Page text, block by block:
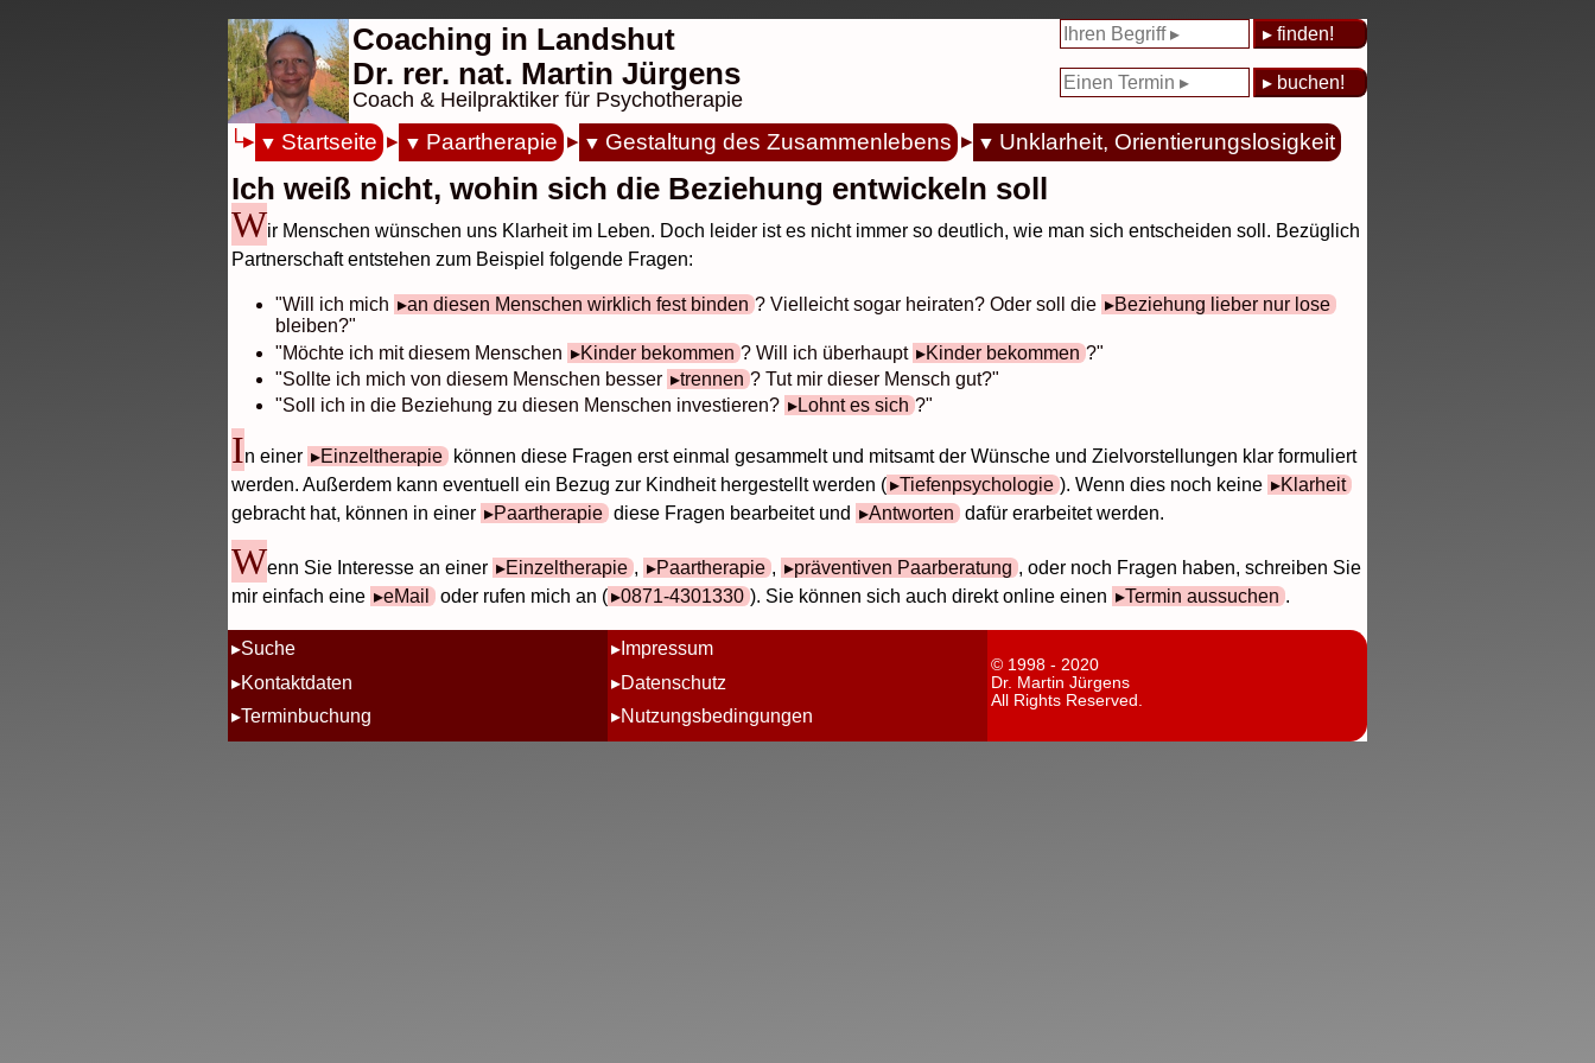
Coaching in Landshut
Dr. rer. nat. Martin Jürgens
Coach & Heilpraktiker für Psychotherapie
Startseite Paartherapie Gestaltung des Zusammenlebens Unklarheit, Orientierungslosigkeit
Ich weiß nicht, wohin sich die Beziehung entwickeln soll
Wir Menschen wünschen uns Klarheit im Leben. Doch leider ist es nicht immer so deutlich, wie man sich entscheiden soll. Bezüglich
Partnerschaft entstehen zum Beispiel folgende Fragen:
"Will ich mich an diesen Menschen wirklich fest binden ? Vielleicht sogar heiraten? Oder soll die
Beziehung lieber nur lose
bleiben?"
"Möchte ich mit diesem Menschen
Kinder bekommen ? Will ich überhaupt Kinder bekommen ?"
"Sollte ich mich von diesem Menschen besser
trennen ? Tut mir dieser Mensch gut?"
"Soll ich in die Beziehung zu diesen Menschen investieren?
Lohnt es sich ?"
In einer Einzeltherapie
können diese Fragen erst einmal gesammelt und mitsamt der Wünsche und Zielvorstellungen klar formuliert
werden. Außerdem kann eventuell ein Bezug zur Kindheit hergestellt werden (
Tiefenpsychologie ). Wenn dies noch keine
Klarheit
gebracht hat, können in einer
Paartherapie diese Fragen bearbeitet und Antworten dafür erarbeitet werden.
Wenn Sie Interesse an einer Einzeltherapie , Paartherapie , präventiven Paarberatung , oder noch Fragen haben, schreiben Sie
mir einfach eine
eMail oder rufen mich an ( 0871-4301330 ). Sie können sich auch direkt online einen Termin aussuchen .
Suche
Kontaktdaten
Terminbuchung
Impressum
Datenschutz
Nutzungsbedingungen
© 1998 - 2020
Dr. Martin Jürgens
All Rights Reserved.